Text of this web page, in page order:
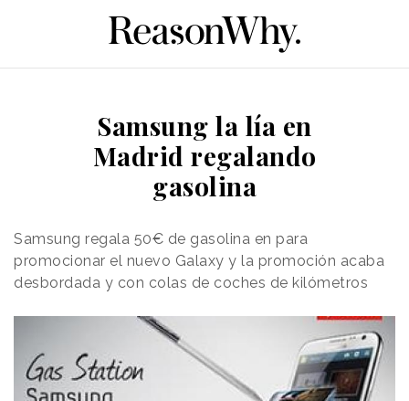
Samsung la lía en
Madrid regalando
gasolina
Samsung regala 50€ de gasolina en para
promocionar el nuevo Galaxy y la promoción acaba
desbordada y con colas de coches de kilómetros